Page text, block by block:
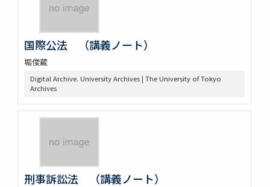
国際公法 （講義ノート）
堀俊蔵
Digital Archive. University Archives | The University of Tokyo
Archives
刑事訴訟法 （講義ノート）